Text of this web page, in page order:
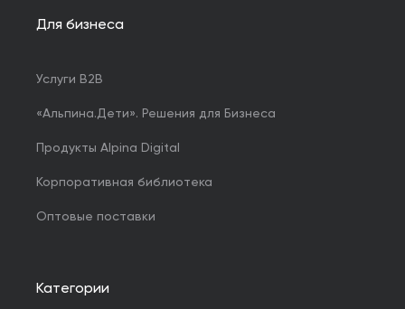
Для бизнеса
Услуги B2B
«Альпина.Дети». Решения для Бизнеса
Продукты Alpina Digital
Корпоративная библиотека
Оптовые поставки
Категории